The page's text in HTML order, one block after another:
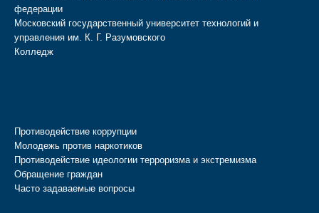
федерации
Московский государственный университет технологий и
управления им. К. Г. Разумовского
Колледж
Противодействие коррупции
Молодежь против наркотиков
Противодействие идеологии терроризма и экстремизма
Обращение граждан
Часто задаваемые вопросы